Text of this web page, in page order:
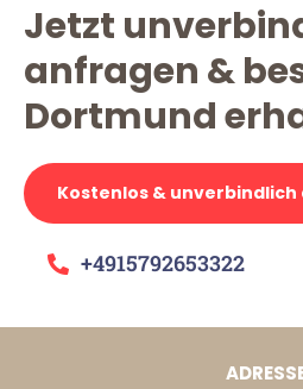
Jetzt
anfragen &
Dortmund
Kostenlos &
+4915792653322